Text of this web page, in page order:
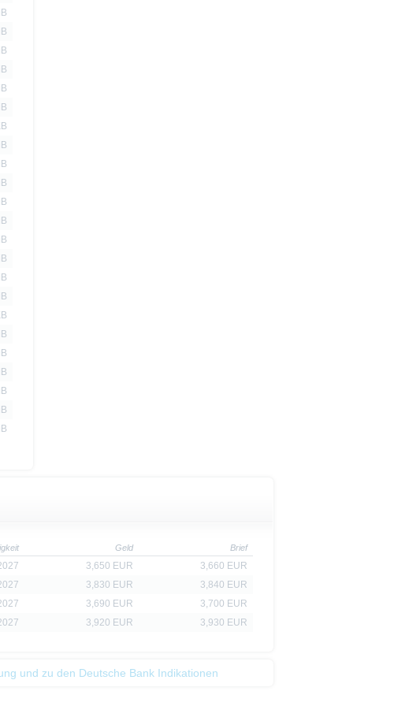
Geld Brief
3,650 EUR
3,660 EUR
3,830 EUR
3,840 EUR
3,690 EUR
3,700 EUR
3,920 EUR 3,930 EUR
und zu den Deutsche Bank Indikationen
zu verstehen. Die Billigung des
vorherige Ankündigung ändern kann.
Wertpapiere in bestimmten
noch an oder für Rechnung von US-
werden, in denen dies nach
markets Website enthaltenen
von US-Personen oder in den
dienen nicht als Indikator handelbarer